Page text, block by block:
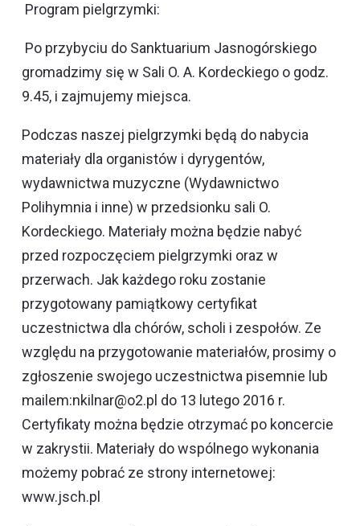
Program pielgrzymki:
Po przybyciu do Sanktuarium Jasnogórskiego
gromadzimy się w Sali O. A. Kordeckiego o godz.
9.45, i zajmujemy miejsca.
Podczas naszej pielgrzymki będą do nabycia
materiały dla organistów i dyrygentów,
wydawnictwa muzyczne (Wydawnictwo
Polihymnia i inne) w przedsionku sali O.
Kordeckiego. Materiały można będzie nabyć
przed rozpoczęciem pielgrzymki oraz w
przerwach. Jak każdego roku zostanie
przygotowany pamiątkowy certyfikat
uczestnictwa dla chórów, scholi i zespołów. Ze
względu na przygotowanie materiałów, prosimy o
zgłoszenie swojego uczestnictwa pisemnie lub
mailem:nkilnar@o2.pl do 13 lutego 2016 r.
Certyfikaty można będzie otrzymać po koncercie
w zakrystii. Materiały do wspólnego wykonania
możemy pobrać ze strony internetowej:
www.jsch.pl